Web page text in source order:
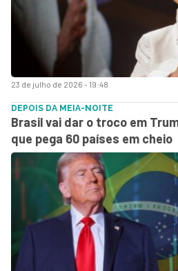
23 de julho de 2026 - 19:48
DEPOIS DA MEIA-NOITE
Brasil vai dar o troco em
que pega 60 países em cheio